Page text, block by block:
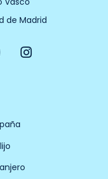
de Madrid
I
n